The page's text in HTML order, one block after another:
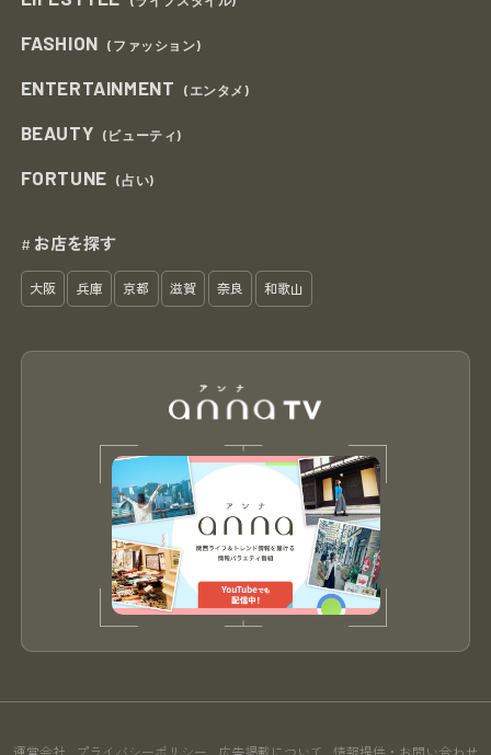
FASHION (ファッション)
ENTERTAINMENT (エンタメ)
BEAUTY (ビューティ)
FORTUNE (占い)
# お店を探す
大阪 兵庫 京都 滋賀 奈良 和歌山